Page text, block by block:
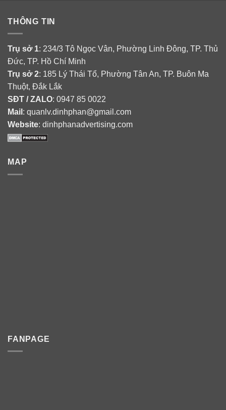
THÔNG TIN
Trụ sở 1: 234/3 Tô Ngọc Vân, Phường Linh Đông, TP. Thủ
Đức, TP. Hồ Chí Minh
Trụ sở 2: 185 Lý Thái Tổ, Phường Tân An, TP. Buôn Ma
Thuột, Đắk Lắk
SĐT / ZALO: 0947 85 0022
Mail : quanlv.dinhphan@gmail.com
Website: dinhphanadvertising.com
MAP
FANPAGE